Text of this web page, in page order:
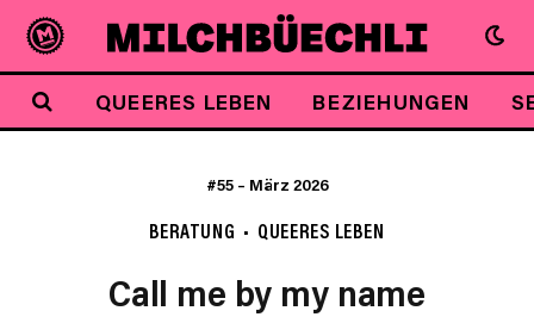
QUEERES LEBEN BEZIEHUNGEN
#55– März 2026
BERATUNG QUEERES LEBEN
Call me by my name